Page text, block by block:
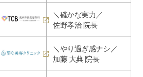
＼確かな実力／
佐野孝治 院長
＼やり過ぎ感ナシ／
加藤 大典 院長